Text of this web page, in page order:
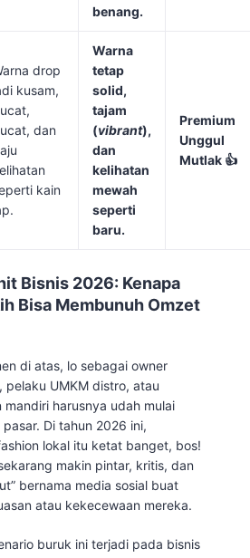
benang.
drop
kusam,
dan
kain
Warna
tetap
solid,
tajam
(vibrant),
dan
kelihatan
mewah
seperti
baru.
Premium
Unggul
Mutlak 👍
Bisnis 2026: Kenapa
Bisa Membunuh Omzet
di atas, lo sebagai owner
pelaku UMKM distro, atau
mandiri harusnya udah mulai
Di tahun 2026 ini,
lokal itu ketat banget, bos!
makin pintar, kritis, dan
bernama media sosial buat
atau kekecewaan mereka.
buruk ini terjadi pada bisnis